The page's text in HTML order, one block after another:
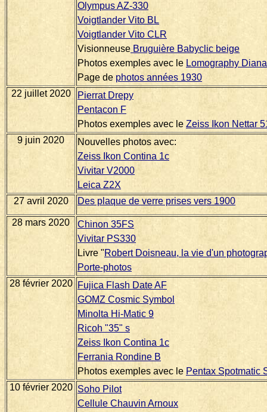
Olympus AZ-330
Voigtlander Vito BL
Voigtlander Vito CLR
Visionneuse Bruguière Babyclic beige
Photos exemples avec le Lomography
Page de photos années 1930
22 juillet 2020
Pierrat Drepy
Pentacon F
Photos exemples avec le Zeiss Ikon Nettar
9 juin 2020
Nouvelles photos avec:
Zeiss Ikon Contina 1c
Vivitar V2000
Leica Z2X
27 avril 2020
Des plaque de verre prises vers 1900
28 mars 2020
Chinon 35FS
Vivitar PS330
Livre "Robert Doisneau, la vie d'un
Porte-photos
28 février 2020
Fujica Flash Date AF
GOMZ Cosmic Symbol
Minolta Hi-Matic 9
Ricoh "35" s
Zeiss Ikon Contina 1c
Ferrania Rondine B
Photos exemples avec le Pentax Spotmatic
10 février 2020 Soho Pilot
Cellule Chauvin Arnoux